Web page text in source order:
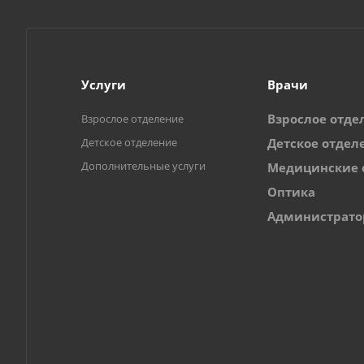
Услуги
Взрослое отделение
Детское отделение
Дополнительные услуги
Врачи
Взрослое
Детское
Медицинские
Оптика